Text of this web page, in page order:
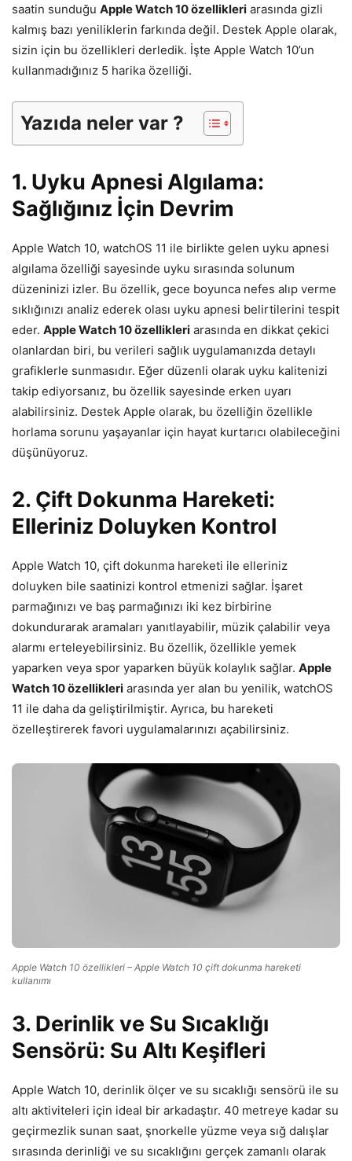
saatin sunduğu Apple Watch 10 özellikleri arasında gizli
kalmış bazı yeniliklerin farkında değil. Destek Apple olarak,
sizin için bu özellikleri derledik. İşte Apple Watch 10’un
kullanmadığınız 5 harika özelliği.
Yazıda neler var ?
1. Uyku Apnesi Algılama:
Sağlığınız İçin Devrim
Apple Watch 10, watchOS 11 ile birlikte gelen uyku apnesi
algılama özelliği sayesinde uyku sırasında solunum
düzeninizi izler. Bu özellik, gece boyunca nefes alıp verme
sıklığınızı analiz ederek olası uyku apnesi belirtilerini tespit
eder. Apple Watch 10 özellikleri arasında en dikkat çekici
olanlardan biri, bu verileri sağlık uygulamanızda detaylı
grafiklerle sunmasıdır. Eğer düzenli olarak uyku kalitenizi
takip ediyorsanız, bu özellik sayesinde erken uyarı
alabilirsiniz. Destek Apple olarak, bu özelliğin özellikle
horlama sorunu yaşayanlar için hayat kurtarıcı olabileceğini
düşünüyoruz.
2. Çift Dokunma Hareketi:
Elleriniz Doluyken Kontrol
Apple Watch 10, çift dokunma hareketi ile elleriniz
doluyken bile saatinizi kontrol etmenizi sağlar. İşaret
parmağınızı ve baş parmağınızı iki kez birbirine
dokundurarak aramaları yanıtlayabilir, müzik çalabilir veya
alarmı erteleyebilirsiniz. Bu özellik, özellikle yemek
yaparken veya spor yaparken büyük kolaylık sağlar. Apple
Watch 10 özellikleri arasında yer alan bu yenilik, watchOS
11 ile daha da geliştirilmiştir. Ayrıca, bu hareketi
özelleştirerek favori uygulamalarınızı açabilirsiniz.
Apple Watch 10 özellikleri – Apple Watch 10 çift dokunma hareketi
kullanımı
3. Derinlik ve Su Sıcaklığı
Sensörü: Su Altı Keşifleri
Apple Watch 10, derinlik ölçer ve su sıcaklığı sensörü ile su
altı aktiviteleri için ideal bir arkadaştır. 40 metreye kadar su
geçirmezlik sunan saat, şnorkelle yüzme veya sığ dalışlar
sırasında derinliği ve su sıcaklığını gerçek zamanlı olarak